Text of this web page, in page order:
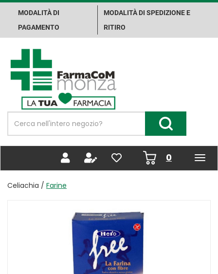
Passa
contenuto
MODALITÀ DI
PAGAMENTO
MODALITÀ DI SPEDIZIONE E
RITIRO
Farma.Co.M.
Spa
Prodotto
Cerca Prodotto
0 prodotti
inseriti
Celiachia / Farine